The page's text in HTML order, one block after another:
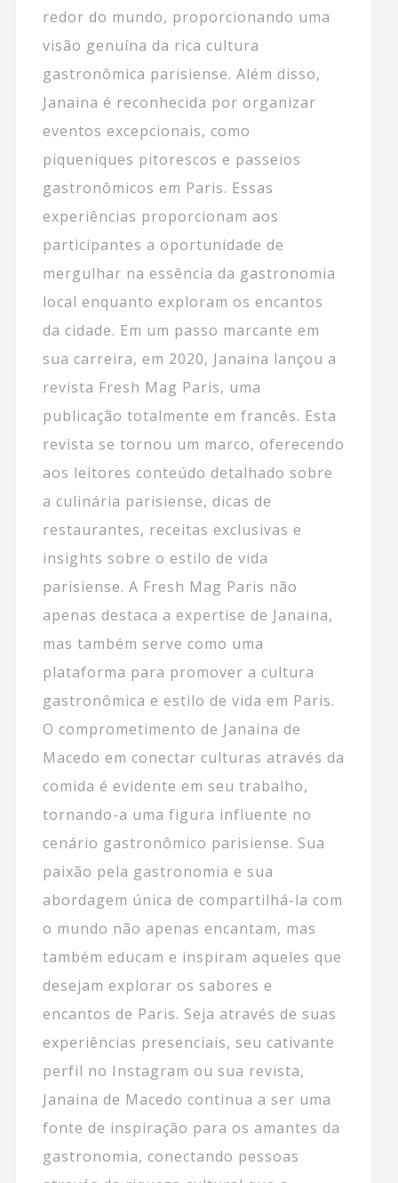
redor do mundo, proporcionando uma
visão genuína da rica cultura
gastronômica parisiense. Além disso,
Janaina é reconhecida por organizar
eventos excepcionais, como
piqueniques pitorescos e passeios
gastronômicos em Paris. Essas
experiências proporcionam aos
participantes a oportunidade de
mergulhar na essência da gastronomia
local enquanto exploram os encantos
da cidade. Em um passo marcante em
sua carreira, em 2020, Janaina lançou a
revista Fresh Mag Paris, uma
publicação totalmente em francês. Esta
revista se tornou um marco, oferecendo
aos leitores conteúdo detalhado sobre
a culinária parisiense, dicas de
restaurantes, receitas exclusivas e
insights sobre o estilo de vida
parisiense. A Fresh Mag Paris não
apenas destaca a expertise de Janaina,
mas também serve como uma
plataforma para promover a cultura
gastronômica e estilo de vida em Paris.
O comprometimento de Janaina de
Macedo em conectar culturas através da
comida é evidente em seu trabalho,
tornando-a uma figura influente no
cenário gastronômico parisiense. Sua
paixão pela gastronomia e sua
abordagem única de compartilhá-la com
o mundo não apenas encantam, mas
também educam e inspiram aqueles que
desejam explorar os sabores e
encantos de Paris. Seja através de suas
experiências presenciais, seu cativante
perfil no Instagram ou sua revista,
Janaina de Macedo continua a ser uma
fonte de inspiração para os amantes da
gastronomia, conectando pessoas